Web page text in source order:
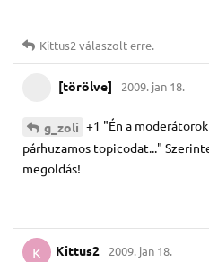
Kittus2 válaszolt erre.
[törölve] 2009. jan 18.
g_zoli +1 "Én a
párhuzamos topicodat..."
megoldás!
K Kittus2 2009. jan 18.